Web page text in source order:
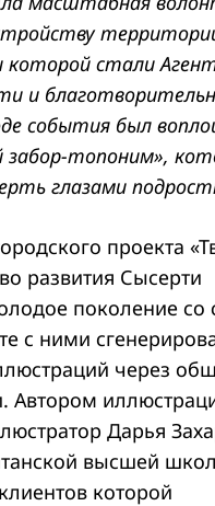
которой стали
и
события был
топоним»,
глазами
проекта
развития Сысерти
поколение со
с ними
через
Автором
Дарья
высшей
которой